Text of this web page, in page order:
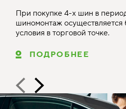
При покупке 4-х шин в период
шиномонтаж осуществляется
условия в торговой точке.
ПОДРОБНЕЕ